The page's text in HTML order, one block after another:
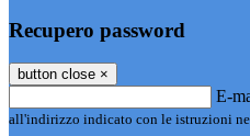
Recupero password
button close ×
E-
all'indirizzo indicato con le istruzioni